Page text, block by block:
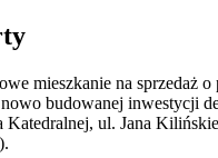
mieszkanie na sprzedaż o
budowanej inwestycji
Katedralnej, ul. Jana